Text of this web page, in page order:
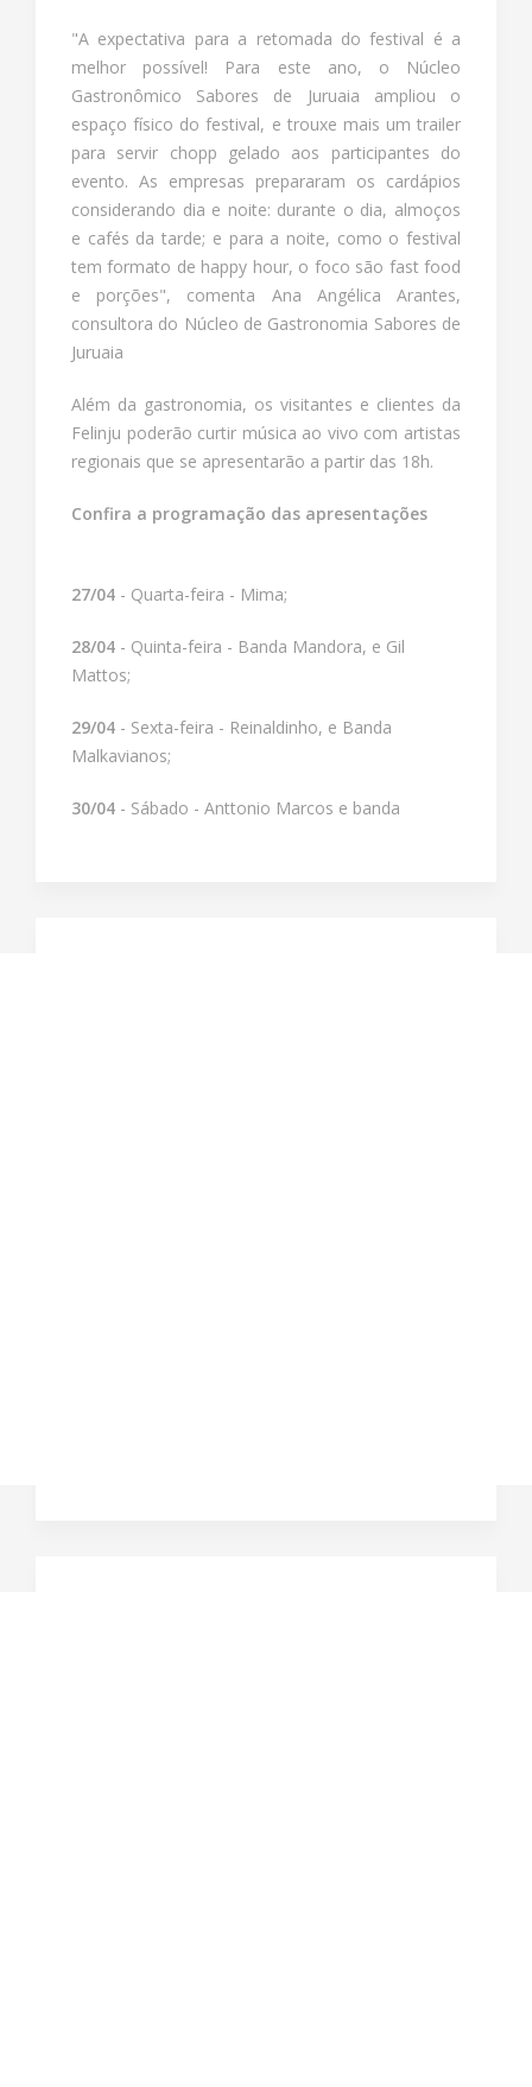
"A expectativa para a retomada do festival é a
melhor possível! Para este ano, o Núcleo
Gastronômico Sabores de Juruaia ampliou o
espaço físico do festival, e trouxe mais um trailer
para servir chopp gelado aos participantes do
evento. As empresas prepararam os cardápios
considerando dia e noite: durante o dia, almoços
e cafés da tarde; e para a noite, como o festival
tem formato de happy hour, o foco são fast food
e porções", comenta Ana Angélica Arantes,
consultora do Núcleo de Gastronomia Sabores de
Juruaia
Além da gastronomia, os visitantes e clientes da
Felinju poderão curtir música ao vivo com artistas
regionais que se apresentarão a partir das 18h.
Confira a programação das apresentações
27/04 - Quarta-feira - Mima;
28/04 - Quinta-feira - Banda Mandora, e Gil
Mattos;
29/04 - Sexta-feira - Reinaldinho, e Banda
Malkavianos;
30/04 - Sábado - Anttonio Marcos e banda